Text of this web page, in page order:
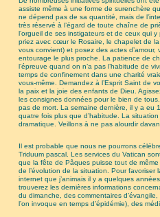
assiste même à une forme de surenchère
ne dépend pas de sa quantité, mais de
très réservé à l’égard de toute chaîne de
l’orgueil de ses instigateurs et de ceux qui
priez avec cœur le Rosaire, le chapelet de
vous convient) et posez des actes
entourage le plus proche. La patience de
l’épreuve quand on n’a pas l’habitude de
temps de confinement dans une charité
vous-même. Demandez à l’Esprit Saint de
la paix et la joie des enfants de Dieu.
les consignes données pour le bien de
pas de mort. La semaine dernière, il y a eu
quatre fois plus que d’habitude. La
dramatique. Veillons à ne pas alourdir
Il est probable que nous ne pourrons
Triduum pascal. Les services du Vatican
que la fête de Pâques puisse tout de
de l’évolution de la situation. Pour favoriser
internet que j’animais il y a quelques
trouverez les dernières informations
du dimanche, des commentaires
l’on invoque en temps d’épidémie), des